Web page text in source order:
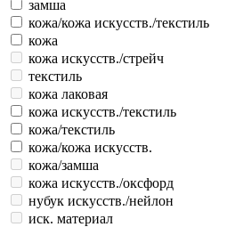
замша
кожа/кожа искусств./текстиль
кожа
кожа искусств./стрейч
текстиль
кожа лаковая
кожа искусств./текстиль
кожа/текстиль
кожа/кожа искусств.
кожа/замша
кожа искусств./оксфорд
нубук искусств./нейлон
иск. материал